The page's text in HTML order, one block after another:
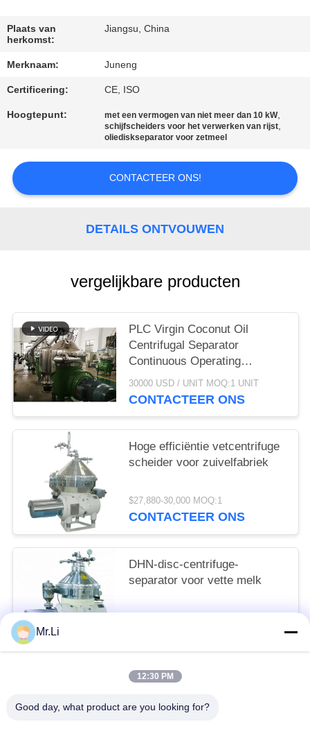
GEVALLEN
COMPANY
NEWS
SITEMAP
PRIVACY
Plaats van
herkomst:
Jiangsu, China
Merknaam: Juneng
Certificering: CE, ISO
Hoogtepunt: met een vermogen van niet meer dan 10 kW,
schijfscheiders voor het verwerken van rijst,
oliediskseparator voor zetmeel
CONTACTEER ONS!
DETAILS ONTVOUWEN
vergelijkbare producten
PLC Virgin Coconut Oil
Centrifugal Separator
Continuous Operating
Machine
30000 USD / UNIT MOQ:1 UNIT
CONTACTEER ONS
Hoge efficiëntie vetcentrifuge
scheider voor zuivelfabriek
$27,880-30,000 MOQ:1
CONTACTEER ONS
DHN-disc-centrifuge-
separator voor vette melk
Mr.Li
12:30 PM
Good day, what product are you looking for?